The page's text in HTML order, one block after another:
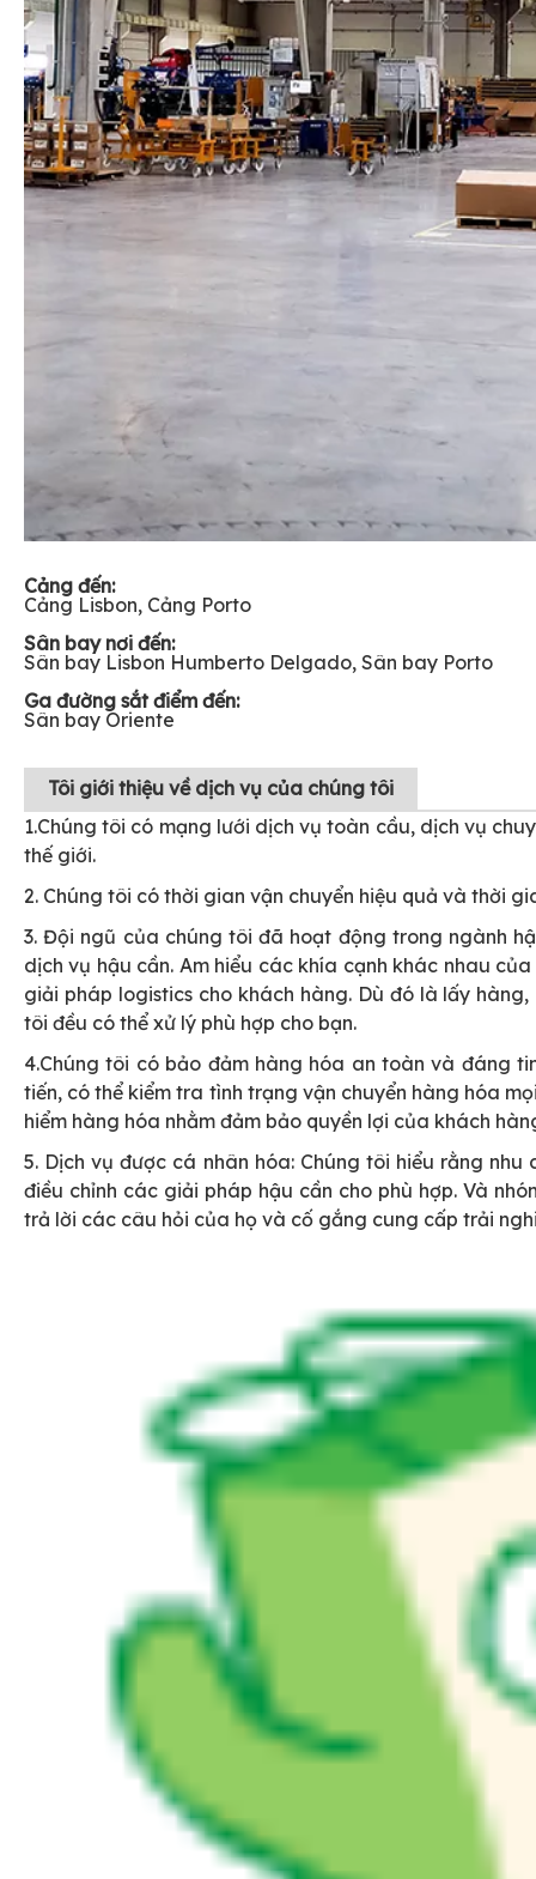
Cảng đến:
Cảng Lisbon, Cảng Porto
Sân bay nơi đến:
Sân bay Lisbon Humberto Delgado, Sân bay Porto
Ga đường sắt điểm đến:
Sân bay Oriente
Tôi giới thiệu về dịch vụ của chúng tôi
1.Chúng tôi có mạng lưới dịch vụ toàn cầu, dịch vụ
thế giới.
2. Chúng tôi có thời gian vận chuyển hiệu quả và thời
3. Đội ngũ của chúng tôi đã hoạt động trong ngành
dịch vụ hậu cần. Am hiểu các khía cạnh khác nhau
giải pháp logistics cho khách hàng. Dù đó là lấy
tôi đều có thể xử lý phù hợp cho bạn.
4.Chúng tôi có bảo đảm hàng hóa an toàn và đáng
tiến, có thể kiểm tra tình trạng vận chuyển hàng hóa
hiểm hàng hóa nhằm đảm bảo quyền lợi của khách
5. Dịch vụ được cá nhân hóa: Chúng tôi hiểu rằng
điều chỉnh các giải pháp hậu cần cho phù hợp. Và
trả lời các câu hỏi của họ và cố gắng cung cấp trải